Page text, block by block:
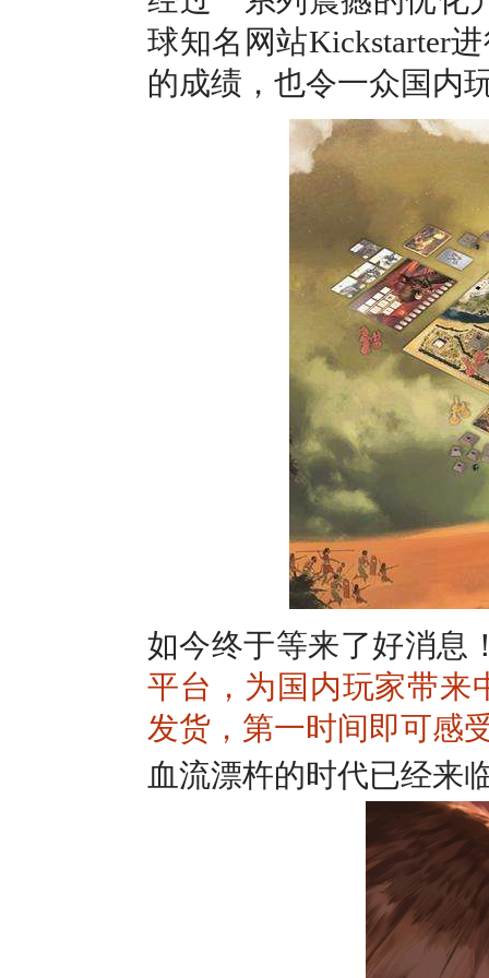
球知名网站Kickstarter
的成绩，也令一众国内
如今终于等来了好消息
平台，为国内玩家带来
发货，第一时间即可感
血流漂杵的时代已经来